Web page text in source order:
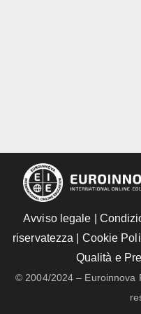
Avviso legale
riservatezza
Cookie
Qualità e
© 2004/2024 – Euroinnova